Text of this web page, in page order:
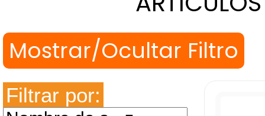
Filtrar por: